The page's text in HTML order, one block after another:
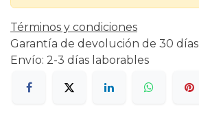
Términos y condiciones
Garantía de devolución de 30 días
Envío: 2-3 días laborables